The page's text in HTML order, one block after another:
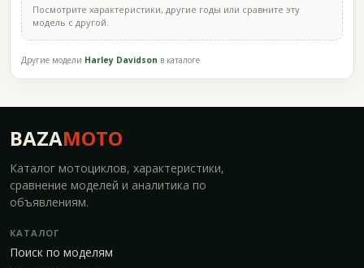
Посмотрите характеристики, другие годы или сравните эту
модель с другой.
Другие модели Harley Davidson в каталоге
BAZAMOTO
Каталог мотоциклов, характеристики,
сравнение моделей и аналитика по
объявлениям.
КАТАЛОГ
Поиск по моделям